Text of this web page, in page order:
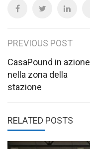
Post
navigation
PREVIOUS POST
CasaPound in azione
nella zona della
stazione
RELATED POSTS